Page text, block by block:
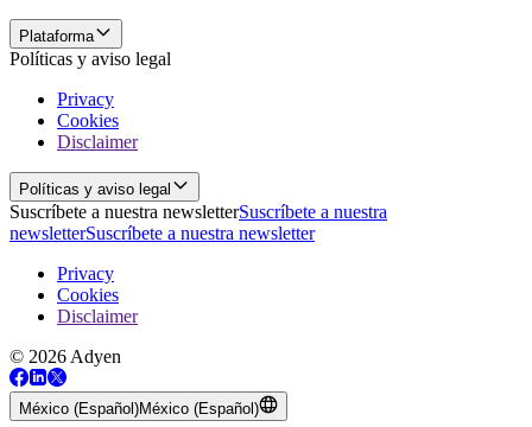
Plataforma
Políticas y aviso legal
Privacy
Cookies
Disclaimer
Políticas y aviso legal
Suscríbete a nuestra newsletterSuscríbete a nuestra
newsletterSuscríbete a nuestra newsletter
Privacy
Cookies
Disclaimer
© 2026 Adyen
México (Español)México (Español)